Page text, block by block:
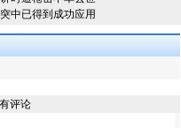
中已得到成功应用
评论